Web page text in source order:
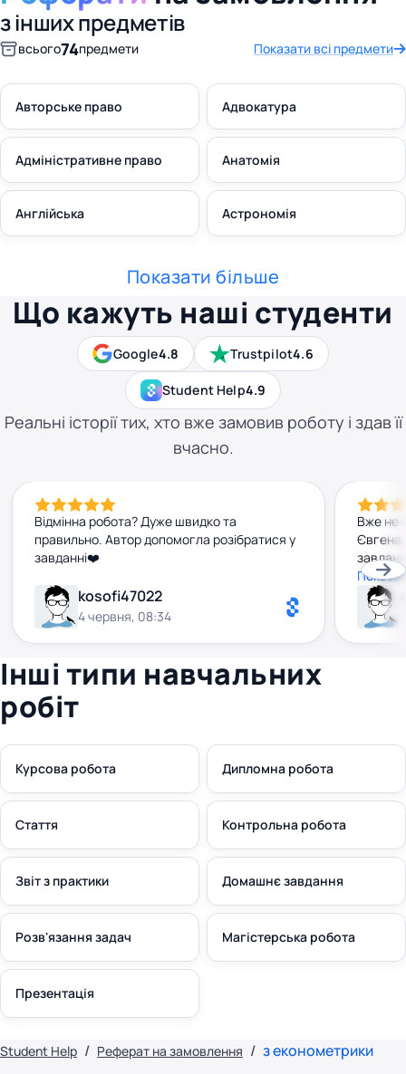
з інших предметів
всього74предмети Показати всі предмети
Авторське право Адвокатура
Адміністративне право Анатомія
Англійська Астрономія
Показати більше
Google4.8 Trustpilot4.6
Student Help4.9
Що кажуть наші студенти
Реальні історії тих, хто вже замовив роботу і здав її
вчасно.
Відмінна робота? Дуже швидко та
правильно. Автор допомогла розібратися у
завданні❤️
kosofi47022
4 червня, 08:34
Вже не
дуже
Інші типи навчальних
робіт
Курсова робота Дипломна робота
Стаття Контрольна робота
Звіт з практики Домашнє завдання
Розв'язання задач Магістерська робота
Презентація
Student Help Реферат на замовлення з економетрики